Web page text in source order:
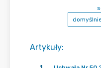
Artykuły: